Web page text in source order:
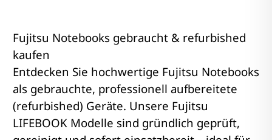
Fujitsu Notebooks gebraucht & refurbished
kaufen
Entdecken Sie hochwertige Fujitsu Notebooks
als gebrauchte, professionell aufbereitete
(refurbished) Geräte. Unsere Fujitsu
LIFEBOOK Modelle sind gründlich geprüft,